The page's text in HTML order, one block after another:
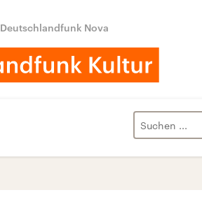
Deutschlandfunk Nova